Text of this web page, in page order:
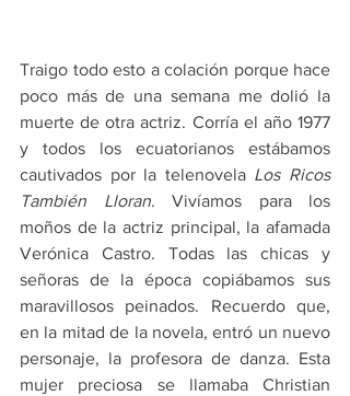
Traigo todo esto a colación porque hace
poco más de una semana me dolió la
muerte de otra actriz. Corría el año 1977
y todos los ecuatorianos estábamos
cautivados por la telenovela Los Ricos
También Lloran. Vivíamos para los
moños de la actriz principal, la afamada
Verónica Castro. Todas las chicas y
señoras de la época copiábamos sus
maravillosos peinados. Recuerdo que,
en la mitad de la novela, entró un nuevo
personaje, la profesora de danza. Esta
mujer preciosa se llamaba Christian